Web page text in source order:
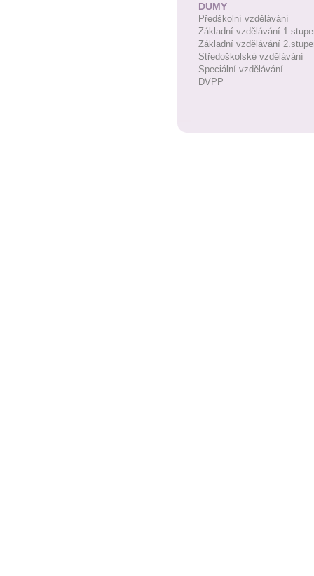
DUMY
Předškolní vzdělávání
Základní vzdělávání
Základní vzdělávání
Středoškolské vzdělávání
Speciální vzdělávání
DVPP